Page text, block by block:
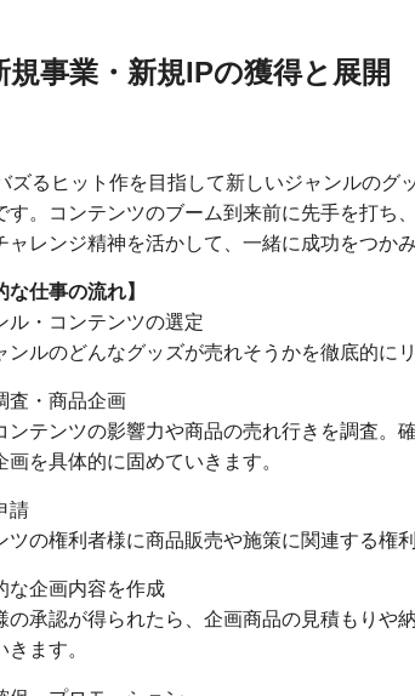
事業・新規IPの獲得と展開
ズるヒット作を目指して新しいジャンルのグ
す。コンテンツのブーム到来前に先手を打ち
ャレンジ精神を活かして、一緒に成功をつか
な仕事の流れ】
ル・コンテンツの選定
ンルのどんなグッズが売れそうかを徹底的にリ
査・商品企画
ンテンツの影響力や商品の売れ行きを調査。
画を具体的に固めていきます。
請
ツの権利者様に商品販売や施策に関連する権
な企画内容を作成
の承認が得られたら、企画商品の見積もりや
ます。